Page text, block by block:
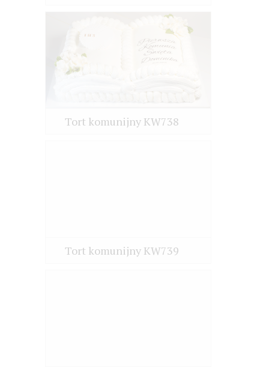
Tort komunijny KW738
Tort komunijny KW739